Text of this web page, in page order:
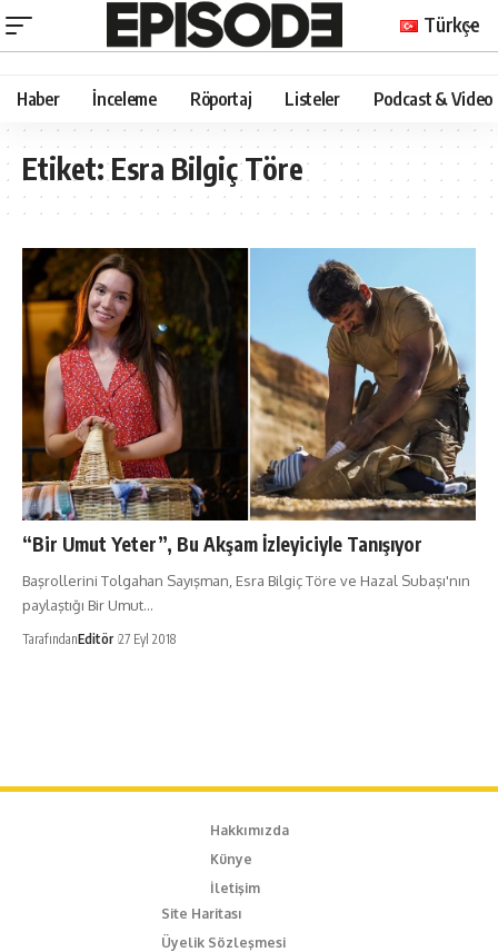
Türkçe
Haber İnceleme Röportaj Listeler Podcast & Video
Etiket:Esra Bilgiç Töre
“Bir Umut Yeter”, Bu Akşam İzleyiciyle Tanışıyor
Başrollerini Tolgahan Sayışman, Esra Bilgiç Töre ve Hazal Subaşı'nın
paylaştığı Bir Umut…
TarafındanEditör 27 Eyl 2018
Hakkımızda
Künye
İletişim
Site Haritası
Üyelik Sözleşmesi